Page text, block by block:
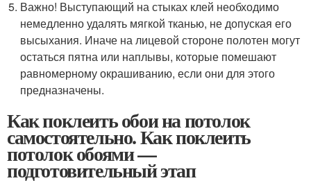
Важно! Выступающий на стыках клей необходимо
немедленно удалять мягкой тканью, не допуская его
высыхания. Иначе на лицевой стороне полотен могут
остаться пятна или наплывы, которые помешают
равномерному окрашиванию, если они для этого
предназначены.
Как поклеить обои на потолок
самостоятельно. Как поклеить
потолок обоями —
подготовительный этап